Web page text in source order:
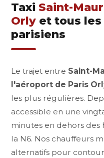
Taxi Saint-
Orly et tous
parisiens
Le trajet entre Saint-
l'aéroport de Paris
les plus régulières.
accessible en une
minutes en dehors des
la N6. Nos chauffeurs
alternatifs pour